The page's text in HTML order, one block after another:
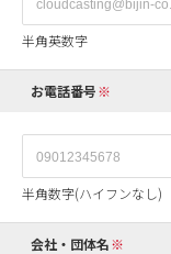
半角英数字
お電話番号
半角数字(ハイフンなし)
会社・団体名